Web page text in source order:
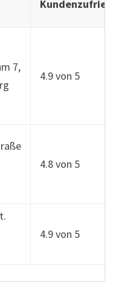
7,
4.9 von 5
4.8 von 5
4.9 von 5